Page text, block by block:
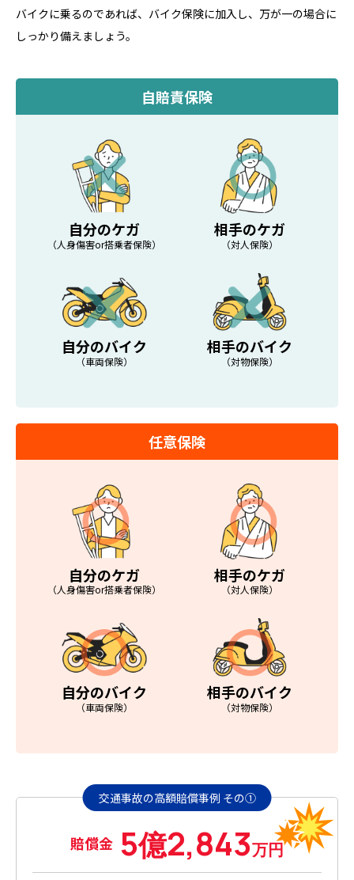
バイクに乗るのであれば、バイク保険に加入し、万が一の場合に
しっかり備えましょう。
自賠責保険
自分のケガ
（人身傷害or搭乗者保険）
相手のケガ
（対人保険）
自分のバイク
（車両保険）
相手のバイク
（対物保険）
任意保険
自分のケガ
（人身傷害or搭乗者保険）
相手のケガ
（対人保険）
自分のバイク
（車両保険）
相手のバイク
（対物保険）
交通事故の高額賠償事例 その①
賠償金 5億2,843万円